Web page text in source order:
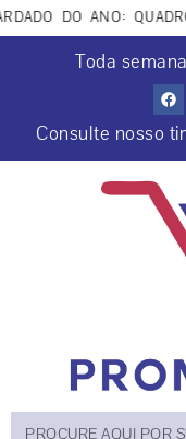
DO ANO:
Toda
Consulte nosso